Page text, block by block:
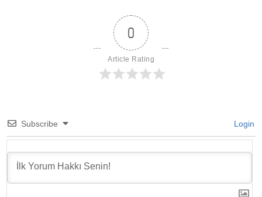
0
Article Rating
Subscribe Login